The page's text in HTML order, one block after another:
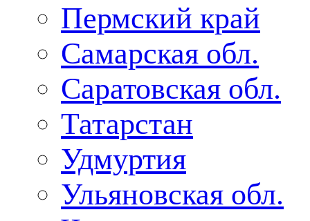
Пермский край
Самарская обл.
Саратовская обл.
Татарстан
Удмуртия
Ульяновская обл.